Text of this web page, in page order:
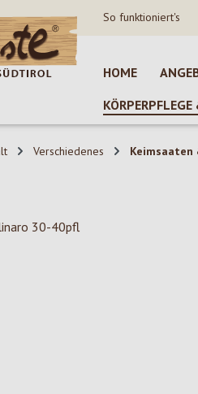
springen So funktioniert's
HOME
Verschiedenes